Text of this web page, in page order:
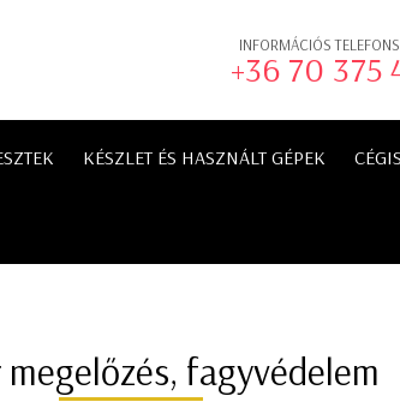
INFORMÁCIÓS
+36 70 375
KÉSZLET ÉS HASZNÁLT GÉPEK
megelőzés, fagyvédelem